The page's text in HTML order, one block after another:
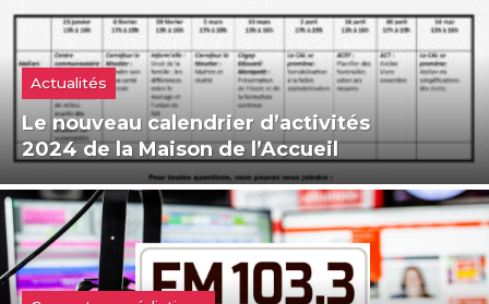
Actualités
Le nouveau calendrier d’activités
2024 de la Maison de l’Accueil